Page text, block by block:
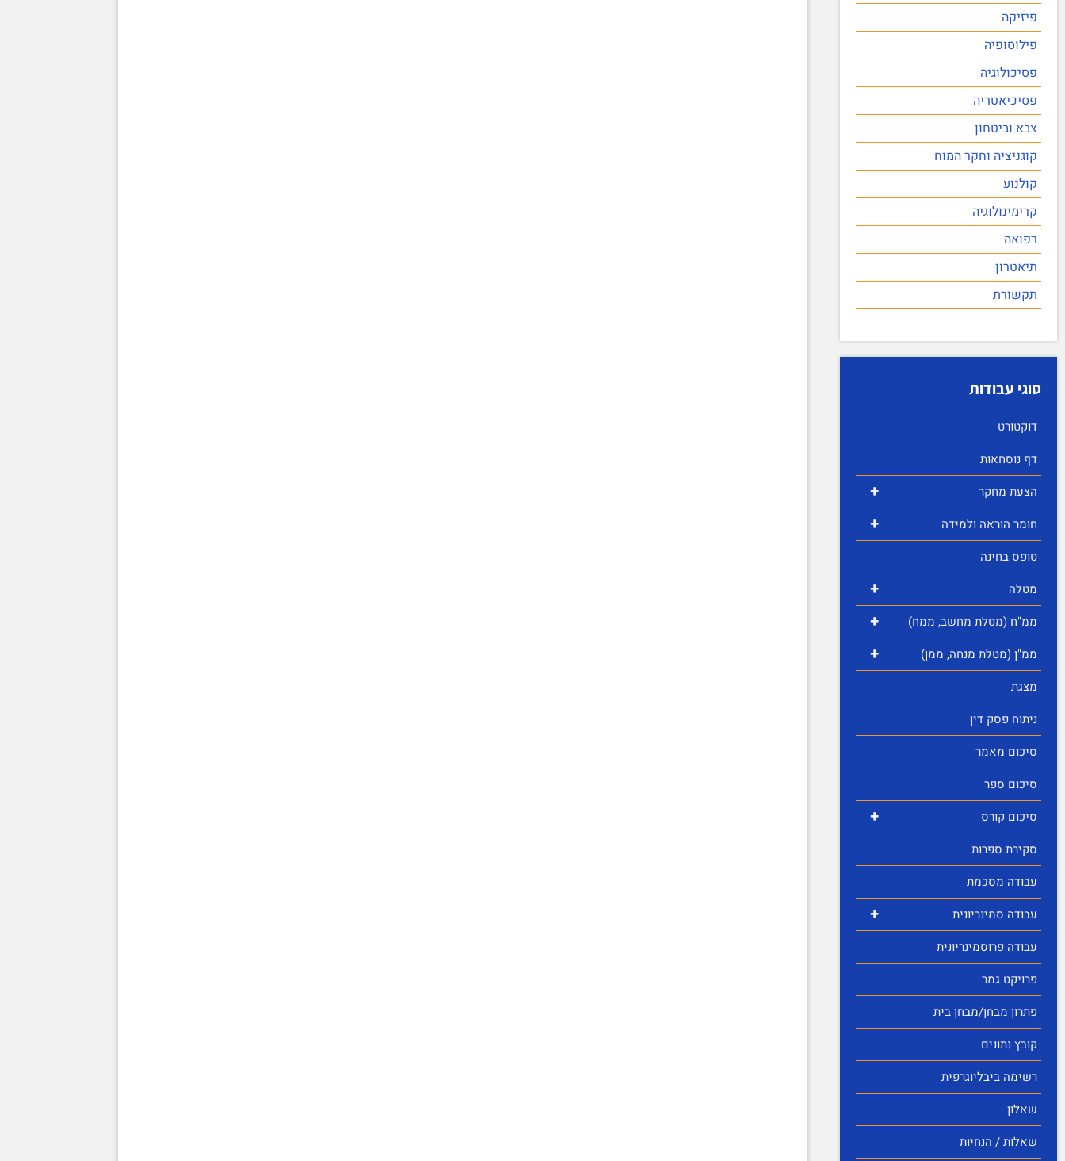
פיזיקה
פילוסופיה
פסיכולוגיה
פסיכיאטריה
צבא וביטחון
קוגניציה וחקר המוח
קולנוע
קרימינולוגיה
רפואה
תיאטרון
תקשורת
סוגי עבודות
דוקטורט
דף נוסחאות
+ הצעת מחקר
+
חומר הוראה ולמידה
טופס בחינה
+ מטלה
+ ממ"ח (מטלת מחשב, ממח)
+
ממ"ן (מטלת מנחה, ממן)
מצגת
ניתוח פסק דין
סיכום מאמר
סיכום ספר
+
סיכום קורס
סקירת ספרות
עבודה מסכמת
+
עבודה סמינריונית
עבודה פרוסמינריונית
פרויקט גמר
פתרון מבחן/מבחן בית
קובץ נתונים
רשימה ביבליוגרפית
שאלון
שאלות / הנחיות